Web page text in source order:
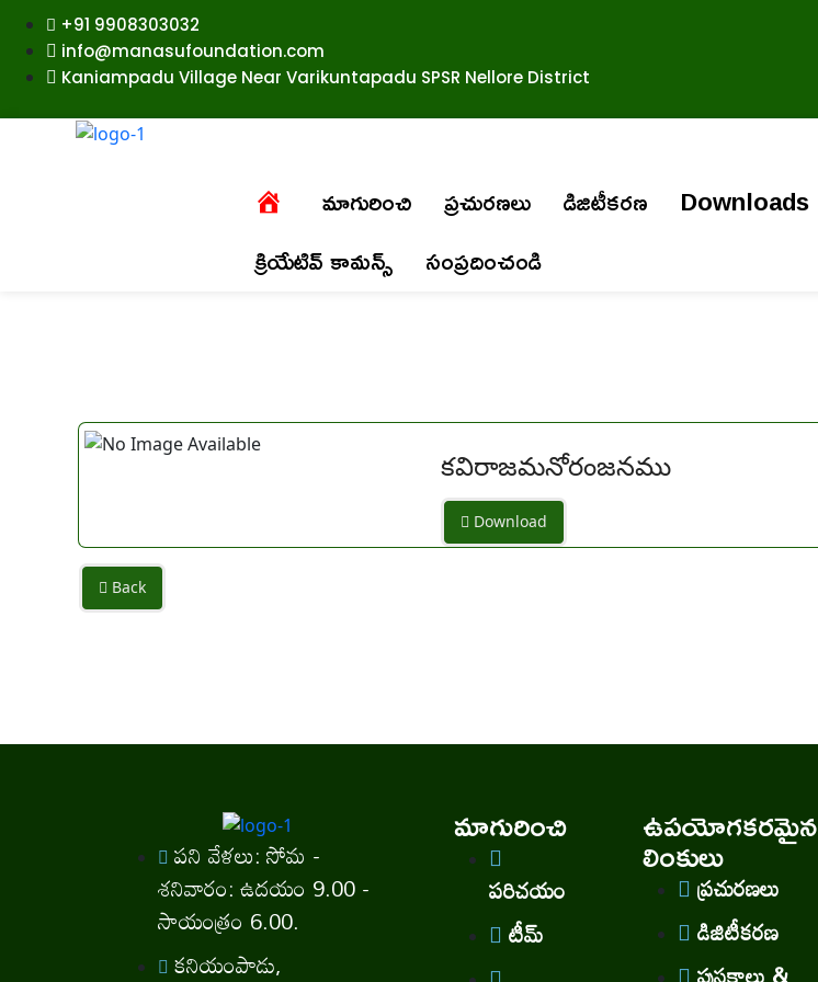
+91 9908303032
info@manasufoundation.com
Kaniampadu Village Near Varikuntapadu SPSR Nellore District
మాగురించి ప్రచురణలు డిజిటీకరణ Downloads
క్రియేటివ్ కామన్స్
సంప్రదించండి
కవిరాజమనోరంజనము
Download
Back
పని వేళలు: సోమ -
శనివారం: ఉదయం 9.00 -
సాయంత్రం 6.00.
కనియంపాడు,
మాగురించి
పరిచయం
టీమ్
ఉపయోగకరమైన
లింకులు
ప్రచురణలు
డిజిటీకరణ